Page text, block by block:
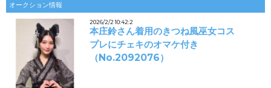
オークション情報
2026/2/2 10:42:2
本庄鈴さん着用のきつね風巫女コス
プレにチェキのオマケ付き
（No.2092076）